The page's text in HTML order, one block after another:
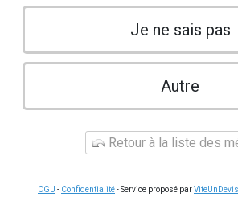
Je ne sais pas
Autre
Retour à la liste des
CGU - Confidentialité- Service proposé par